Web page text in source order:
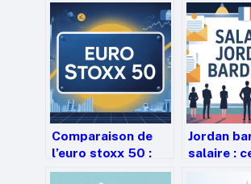
Comparaison de
l’euro stoxx 50 :
comprendre,
Jordan
salaire :